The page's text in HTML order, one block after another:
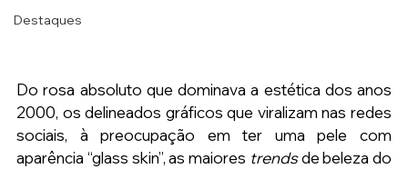
Destaques
Do rosa absoluto que dominava a estética dos anos
2000, os delineados gráficos que viralizam nas redes
sociais, à preocupação em ter uma pele com
aparência “glass skin”, as maiores trends de beleza do